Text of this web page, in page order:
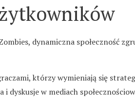
dynamiczna społeczność
którzy wymieniają się
dyskusje w mediach